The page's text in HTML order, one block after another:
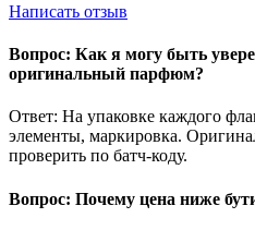
Написать отзыв
Вопрос: Как я могу быть
оригинальный парфюм?
Ответ: На упаковке каждого
элементы, маркировка.
проверить по батч-коду.
Вопрос: Почему цена ниже